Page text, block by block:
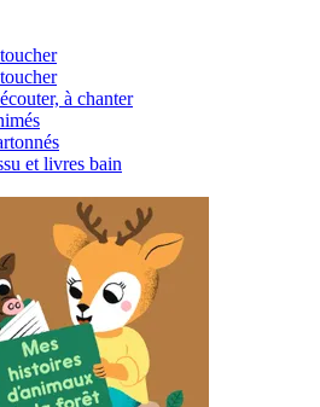
à chanter
et livres bain